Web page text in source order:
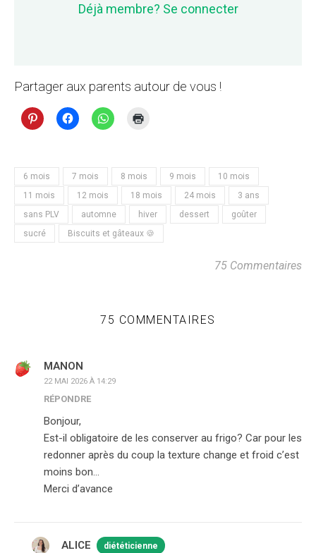
Déjà membre? Se connecter
Partager aux parents autour de vous !
6 mois 7 mois 8 mois 9 mois
10 mois
11 mois
12 mois 18 mois 24 mois
3 ans
sans PLV
automne hiver dessert
goûter
sucré
Biscuits et gâteaux 🍪
75 Commentaires
75 COMMENTAIRES
MANON
22 MAI 2026 À 14:29
RÉPONDRE
Bonjour,
Est-il obligatoire de les conserver au frigo? Car pour les
redonner après du coup la texture change et froid c’est
moins bon…
Merci d’avance
ALICE diététicienne